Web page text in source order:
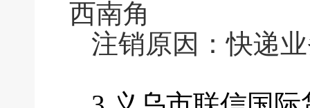
西南角
注销原因：快递